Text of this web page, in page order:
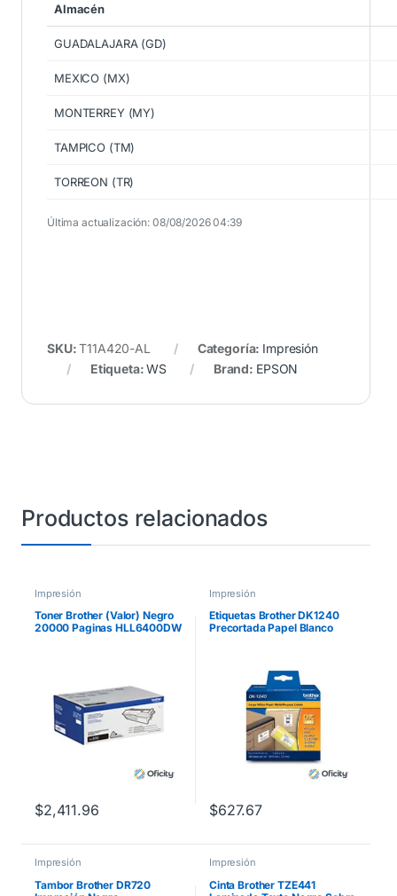
Almacén
GUADALAJARA (GD)
MEXICO (MX)
MONTERREY (MY)
TAMPICO (TM)
TORREON (TR)
Última actualización: 08/08/2026 04:39
SKU:T11A420-AL Categoría: Impresión
Etiqueta:WS Brand: EPSON
Productos relacionados
Impresión
Toner Brother (Valor) Negro
20000 Paginas HLL6400DW
$2,411.96
Impresión
Etiquetas Brother DK1240
Precortada Papel Blanco
$627.67
Impresión
Tambor Brother DR720
Impresión
Cinta Brother TZE441